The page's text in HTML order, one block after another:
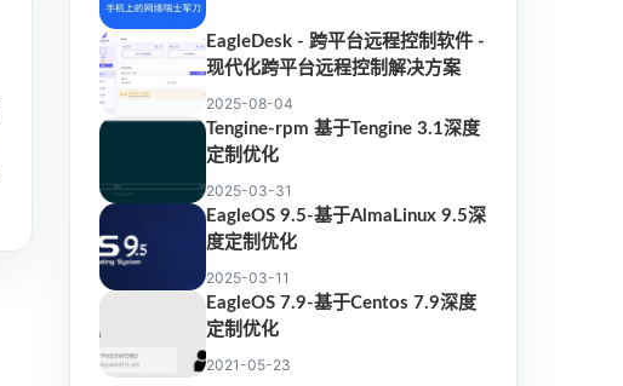
EagleDesk - 跨平台远程控制软件 -
现代化跨平台远程控制解决方案
2025-08-04
Tengine-rpm 基于Tengine 3.1深度
定制优化
2025-03-31
EagleOS 9.5-基于AlmaLinux 9.5深
度定制优化
2025-03-11
EagleOS 7.9-基于Centos 7.9深度
定制优化
2021-05-23